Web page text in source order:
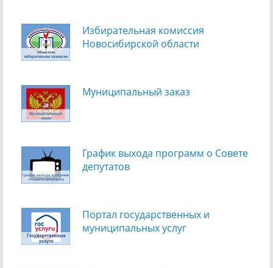
Избирательная комиссия
Новосибирской области
Муниципальный заказ
График выхода программ о Cовете
депутатов
Портал государственных и
муниципальных услуг